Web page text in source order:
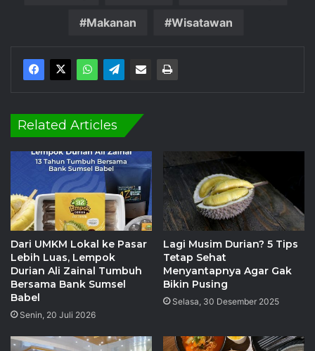
Makanan Wisatawan
Related Articles
Dari UMKM Lokal ke Pasar
Lebih Luas, Lempok
Durian Ali Zainal Tumbuh
Bersama Bank Sumsel
Babel
Senin, 20 Juli 2026
Lagi Musim Durian? 5 Tips
Tetap Sehat
Menyantapnya Agar Gak
Bikin Pusing
Selasa, 30 Desember 2025